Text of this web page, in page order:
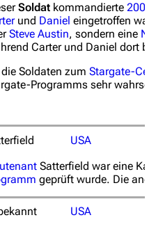
Soldat kommandierte 2001
und Daniel eingetroffen
Steve Austin, sondern eine
Carter und Daniel dort
Soldaten zum Stargate-
Programms sehr
USA
Satterfield war eine
geprüft wurde. Die
USA